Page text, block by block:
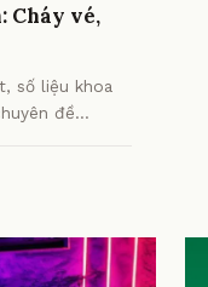
Cháy vé,
số liệu khoa
đề